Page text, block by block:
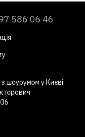
586 06 46
шоурумом у Києві